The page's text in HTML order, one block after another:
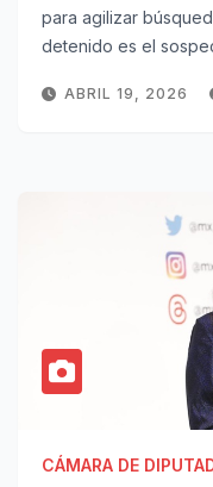
para agilizar
detenido es el
ABRIL 19, 2026
CÁMARA DE